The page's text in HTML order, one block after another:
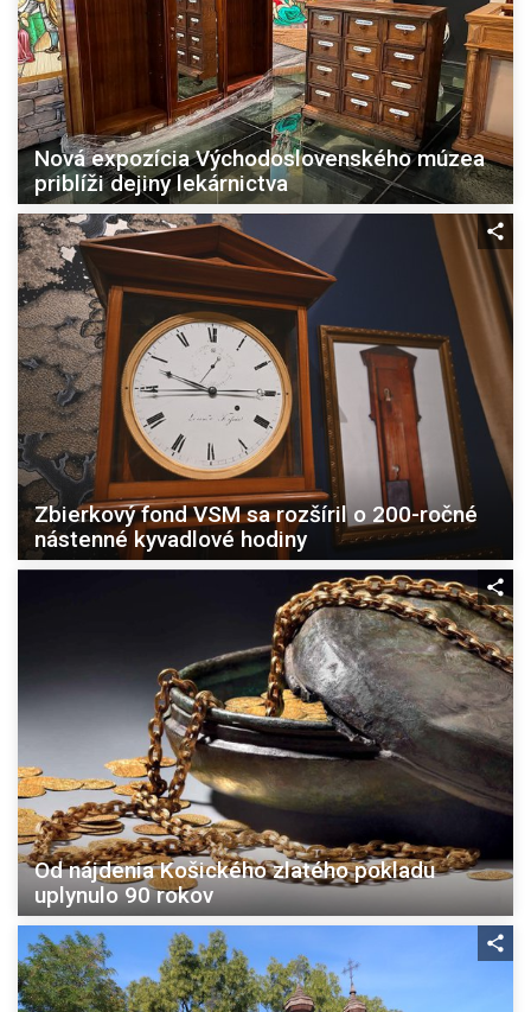
Nová expozícia Východoslovenského múzea
priblíži dejiny lekárnictva
Zbierkový fond VSM sa rozšíril o 200-ročné
nástenné kyvadlové hodiny
Od nájdenia Košického zlatého pokladu
uplynulo 90 rokov